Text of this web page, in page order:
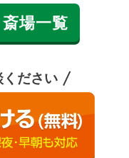
場一覧
ください